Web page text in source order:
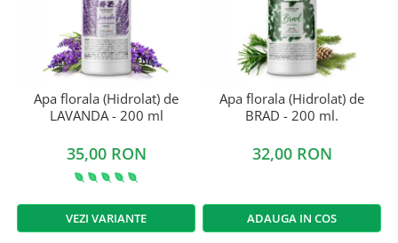
Apa florala (Hidrolat) de
LAVANDA - 200 ml
35,00 RON
VEZI VARIANTE
Apa florala (Hidrolat) de
BRAD - 200 ml.
32,00 RON
ADAUGA IN COS